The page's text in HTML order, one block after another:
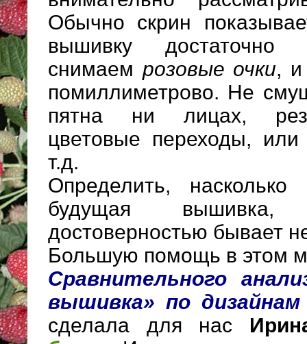
Обычно скрин
вышивку достаточно
снимаем розовые очки, и
помиллиметрово. Не
пятна ни лицах,
цветовые переходы,
т.д.
Определить,
будущая вышивка,
достоверностью бывает
Большую помощь в этом
Сравнительного
вышивка» по
сделала для нас